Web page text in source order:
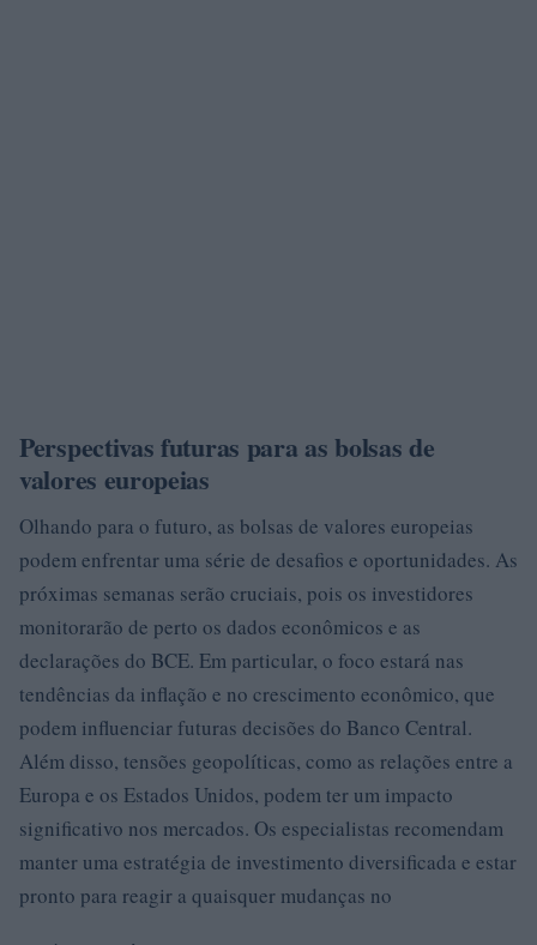
Perspectivas futuras para as bolsas de
valores europeias
Olhando para o futuro, as bolsas de valores europeias
podem enfrentar uma série de desafios e oportunidades. As
próximas semanas serão cruciais, pois os investidores
monitorarão de perto os dados econômicos e as
declarações do BCE. Em particular, o foco estará nas
tendências da inflação e no crescimento econômico, que
podem influenciar futuras decisões do Banco Central.
Além disso, tensões geopolíticas, como as relações entre a
Europa e os Estados Unidos, podem ter um impacto
significativo nos mercados. Os especialistas recomendam
manter uma estratégia de investimento diversificada e estar
pronto para reagir a quaisquer mudanças no